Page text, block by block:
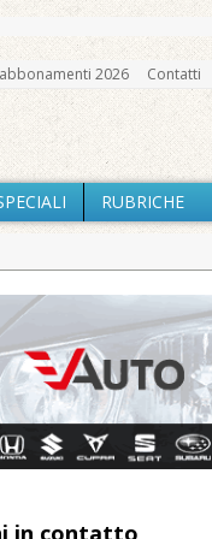
2026 Contatti
RUBRICHE
e chiusi tutti i sentieri
Barone